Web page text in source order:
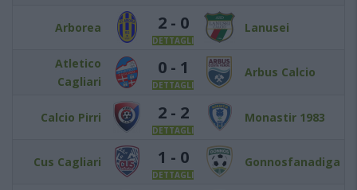
Arborea 2 - 0
DETTAGLI
Lanusei
Atletico
Cagliari
0 - 1
DETTAGLI
Arbus Calcio
Calcio Pirri 2 - 2
DETTAGLI
Monastir 1983
Cus Cagliari 1 - 0
DETTAGLI
Gonnosfanadiga